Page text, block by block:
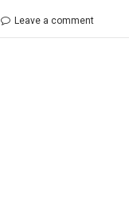
Leave a comment